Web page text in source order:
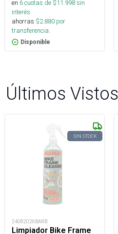
en 6cuotas de $11.998sin
interés
ahorras $2.880 por
transferencia.
Disponible
Últimos Vistos
SIN STOCK
24082026BARB
Limpiador Bike Frame